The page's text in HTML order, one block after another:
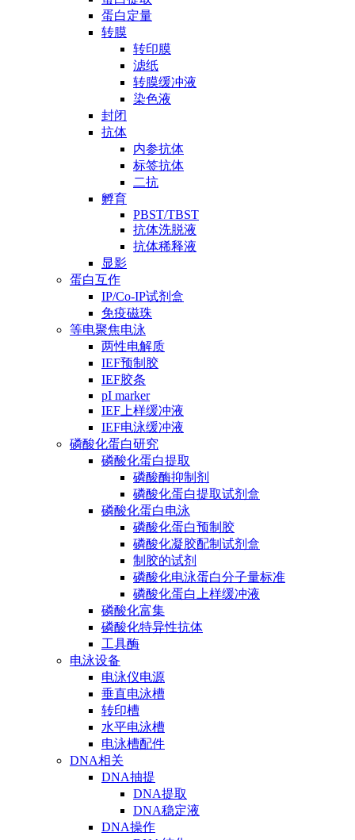
蛋白定量
转膜
转印膜
滤纸
转膜缓冲液
染色液
封闭
抗体
内参抗体
标签抗体
二抗
孵育
PBST/TBST
抗体洗脱液
抗体稀释液
显影
蛋白互作
IP/Co-IP试剂盒
免疫磁珠
等电聚焦电泳
两性电解质
IEF预制胶
IEF胶条
pI marker
IEF上样缓冲液
IEF电泳缓冲液
磷酸化蛋白研究
磷酸化蛋白提取
磷酸酶抑制剂
磷酸化蛋白提取试剂盒
磷酸化蛋白电泳
磷酸化蛋白预制胶
磷酸化凝胶配制试剂盒
制胶的试剂
磷酸化电泳蛋白分子量标准
磷酸化蛋白上样缓冲液
磷酸化富集
磷酸化特异性抗体
工具酶
电泳设备
电泳仪电源
垂直电泳槽
转印槽
水平电泳槽
电泳槽配件
DNA相关
DNA抽提
DNA提取
DNA稳定液
DNA操作